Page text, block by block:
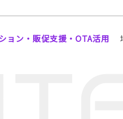
ョン・販促支援・OTA活用